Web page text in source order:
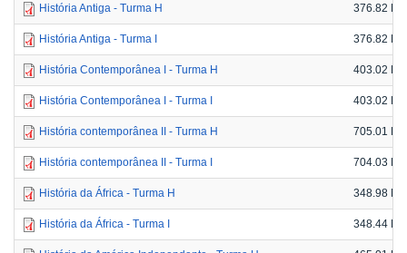
História Antiga - Turma H 376.82 KB
História Antiga - Turma I 376.82 KB
História Contemporânea I - Turma H 403.02 KB
História Contemporânea I - Turma I 403.02 KB
História contemporânea II - Turma H 705.01 KB
História contemporânea II - Turma I 704.03 KB
História da África - Turma H 348.98 KB
História da África - Turma I 348.44 KB